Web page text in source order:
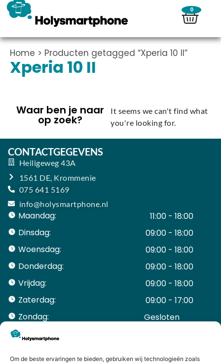
Om de beste ervaringen te bieden, gebruiken wij technologieën zoals
0
Home > Producten getagged “Xperia 10 II”
Xperia 10 II
Waar ben je naar
op zoek?
It seems we can't find what
you're looking for.
CONTACTGEGEVENS
Heiligeweg 43A
1561 DE, Krommenie
075 641 5169
info@holysmartphone.nl
Maandag:
11:00 - 18:00
Dinsdag:
09:00 - 18:00
Woensdag:
09:00 - 18:00
Donderdag:
09:00 - 18:00
Vrijdag:
09:00 - 18:00
Zaterdag:
09:00 - 17:00
Zondag:
Gesloten ​ ​ ​ ​ ​ ​ ​
ACCOUNT
Mijn Account
Bestellingen